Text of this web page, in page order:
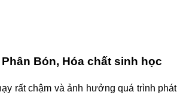
Bón, Hóa chất sinh học
rất chậm và ảnh hưởng quá trình phát